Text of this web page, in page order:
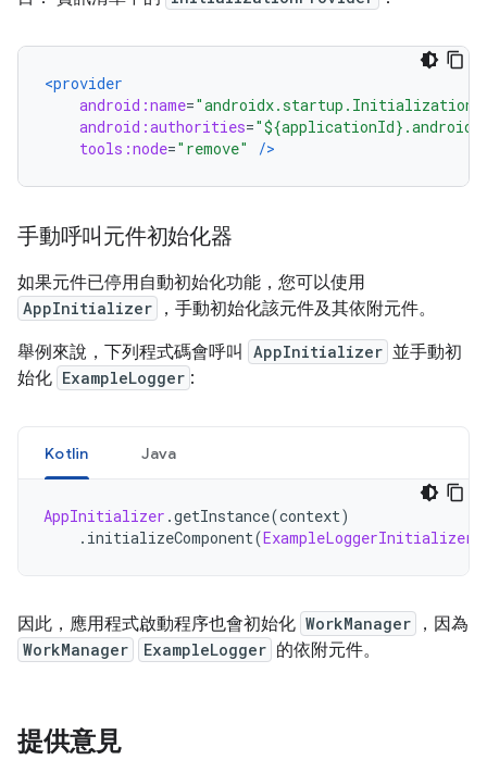
<provider
android:name=
android:authorities=
tools:node="remove" />
手動呼叫元件初始化器
如果元件已停用自動初始化功能，您可以使用
AppInitializer
，手動初始化該元件及其依附元件。
舉例來說，下列程式碼會呼叫
AppInitializer 並手動初
始化 ExampleLogger :
Kotlin Java
AppInitializer .getInstance(context)
. initializeComponent(ExampleLoggerInitializer
因此，應用程式啟動程序也會初始化 WorkManager ，因為
WorkManager ExampleLogger 的依附元件。
提供意見